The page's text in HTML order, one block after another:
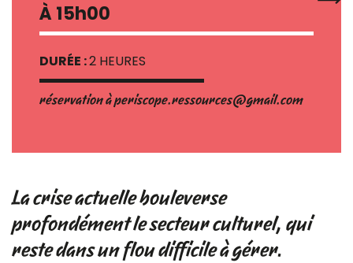
À 15h00
DURÉE :2 HEURES
réservation à periscope.ressources@gmail.com
La crise actuelle bouleverse
profondément le secteur culturel, qui
reste dans un flou difficile à gérer.